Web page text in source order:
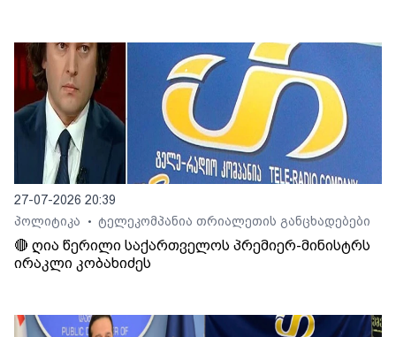
27-07-2026 20:39
პოლიტიკა
• ტელეკომპანია თრიალეთის განცხადებები
🔴 ღია წერილი საქართველოს პრემიერ-მინისტრს
ირაკლი კობახიძეს